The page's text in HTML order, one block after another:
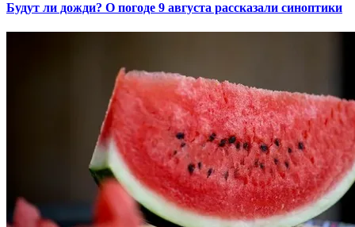
Будут ли дожди? О погоде 9 августа рассказали синоптики